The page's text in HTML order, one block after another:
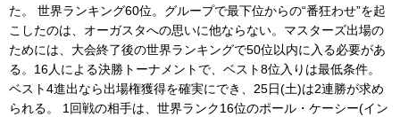
た。 世界ランキング60位。グループで最下位からの“番狂わせ”を起
こしたのは、オーガスタへの思いに他ならない。マスターズ出場の
ためには、大会終了後の世界ランキングで50位以内に入る必要があ
る。16人による決勝トーナメントで、ベスト8位入りは最低条件。
ベスト4進出なら出場権獲得を確実にでき、25日(土)は2連勝が求め
られる。 1回戦の相手は、世界ランク16位のポール・ケーシー(イン